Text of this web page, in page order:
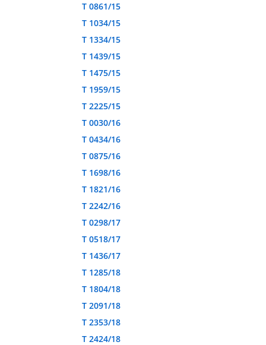
T 0861/15
T 1034/15
T 1334/15
T 1439/15
T 1475/15
T 1959/15
T 2225/15
T 0030/16
T 0434/16
T 0875/16
T 1698/16
T 1821/16
T 2242/16
T 0298/17
T 0518/17
T 1436/17
T 1285/18
T 1804/18
T 2091/18
T 2353/18
T 2424/18